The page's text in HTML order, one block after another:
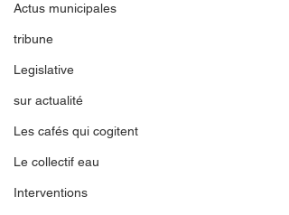
Actus municipales
tribune
Legislative
sur actualité
Les cafés qui cogitent
Le collectif eau
Interventions